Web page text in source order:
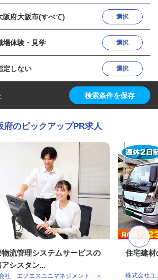
阪府大阪市(すべて) 選択
場体験・見学 選択
定しない 選択
検索条件を保存
府のピックアップPR求人
物流管理システムサービスの
シスタン...
社 エフエスユニマネジメント ＜
住宅建
株式会社ユ